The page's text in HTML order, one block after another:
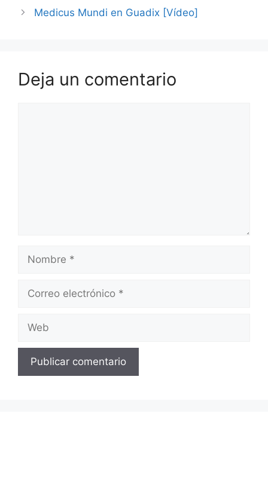
Medicus Mundi en Guadix [Vídeo]
Deja un comentario
Nombre
Correo
Web